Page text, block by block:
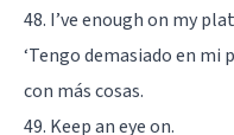
48. I’ve enough on my
‘Tengo demasiado en mi
con más cosas.
49. Keep an eye on.